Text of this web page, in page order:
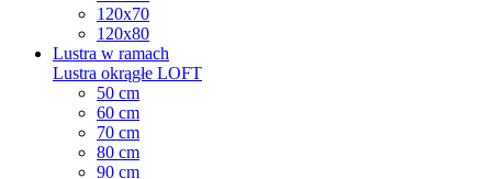
120x70
120x80
Lustra w ramach
Lustra okrągłe LOFT
50 cm
60 cm
70 cm
80 cm
90 cm